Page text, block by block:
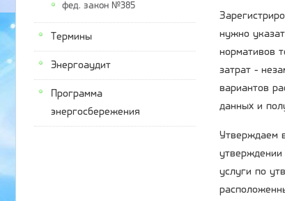
фед. закон №385
Термины
Энергоаудит
Программа
энергосбережения
нужно
нормативов
затрат -
вариантов
данных и
Утверждаем
утверждении
услуги по